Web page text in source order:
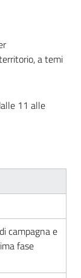
a temi
11 alle
campagna e
fase